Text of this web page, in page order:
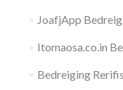
JoafjApp
Itomaosa.co.in
Bedreiging